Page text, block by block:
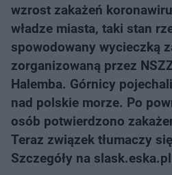
wzrost zakażeń
władze miasta, taki stan
spowodowany wycieczką
zorganizowaną przez
Halemba. Górnicy
nad polskie morze. Po
osób potwierdzono
Teraz związek tłumaczy
Szczegóły na